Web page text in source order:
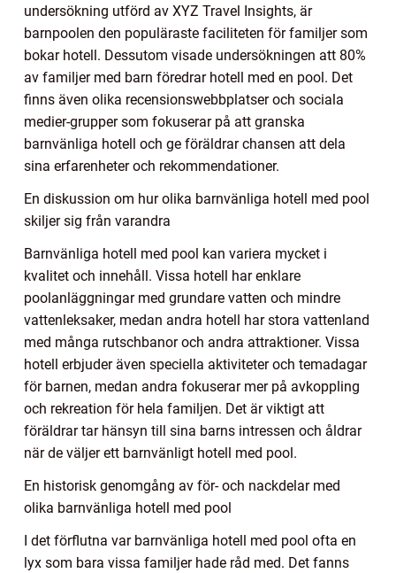
undersökning utförd av XYZ Travel Insights, är
barnpoolen den populäraste faciliteten för familjer som
bokar hotell. Dessutom visade undersökningen att 80%
av familjer med barn föredrar hotell med en pool. Det
finns även olika recensionswebbplatser och sociala
medier-grupper som fokuserar på att granska
barnvänliga hotell och ge föräldrar chansen att dela
sina erfarenheter och rekommendationer.
En diskussion om hur olika barnvänliga hotell med pool
skiljer sig från varandra
Barnvänliga hotell med pool kan variera mycket i
kvalitet och innehåll. Vissa hotell har enklare
poolanläggningar med grundare vatten och mindre
vattenleksaker, medan andra hotell har stora vattenland
med många rutschbanor och andra attraktioner. Vissa
hotell erbjuder även speciella aktiviteter och temadagar
för barnen, medan andra fokuserar mer på avkoppling
och rekreation för hela familjen. Det är viktigt att
föräldrar tar hänsyn till sina barns intressen och åldrar
när de väljer ett barnvänligt hotell med pool.
En historisk genomgång av för- och nackdelar med
olika barnvänliga hotell med pool
I det förflutna var barnvänliga hotell med pool ofta en
lyx som bara vissa familjer hade råd med. Det fanns